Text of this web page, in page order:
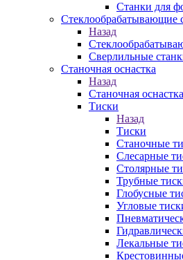
Станки для
Стеклообрабатывающие
Назад
Сверлильные
Станочная оснастка
Назад
Станочная оснастка
Тиски
Назад
Тиски
Станочные
Слесарные
Столярные
Трубные
Глобусные
Угловые
Лекальные